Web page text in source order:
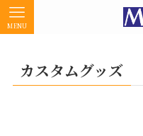
MENU
カスタムグッズ